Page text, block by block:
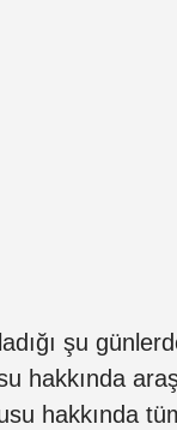
şu
hakkında
hakkında